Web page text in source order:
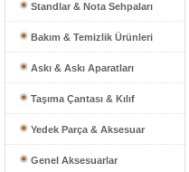
Standlar & Nota Sehpaları
Bakım & Temizlik Ürünleri
Askı & Askı Aparatları
Taşıma Çantası & Kılıf
Yedek Parça & Aksesuar
Genel Aksesuarlar